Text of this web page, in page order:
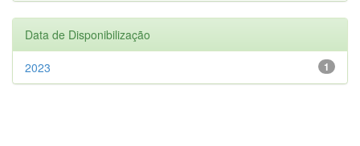
Data de Disponibilização
1
2023